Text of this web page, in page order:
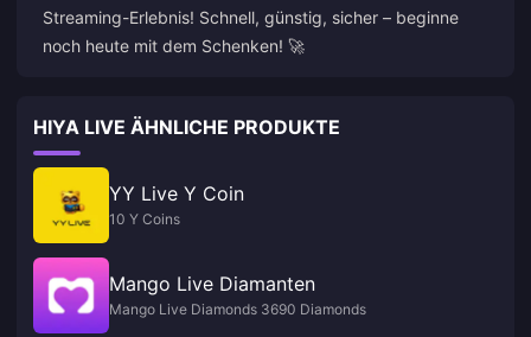
Streaming-Erlebnis! Schnell, günstig, sicher – beginne
noch heute mit dem Schenken! 🚀
HIYA LIVE ÄHNLICHE PRODUKTE
YY Live Y Coin
10 Y Coins
Mango Live Diamanten
Mango Live Diamonds 3690 Diamonds